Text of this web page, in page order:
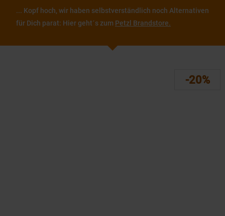
... Kopf hoch, wir haben selbstverständlich noch Alternativen
für Dich parat: Hier geht´s zum Petzl Brandstore.
-20%